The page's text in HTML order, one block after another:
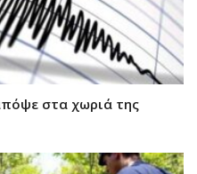
στα χωριά της